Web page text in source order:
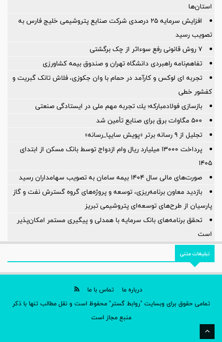
استان‌ها
افزایش سرمایه ۲۵ درصدی شرکت صنایع پتروشیمی خلیج فارس به
تصویب رسید
۷ روش قانونی رفع سوء‌اثر از چک برگشتی
تفاهم‌نامه راهبردی دانشگاه تهران و صندوق بیمه كشاورزی
تجربه ای لوکس و کارآمد در حمام با وان جکوزی، فلاش تانک گبریت و
کفشور خطی
بازسازی فولادمباركه؛ یك تجربه مهم ملی در ایستادگی صنعتی
۵۰۰ مگاوات برق برای صنایع تأمین شد
تجلیل از ۹ رسانه برتر «پویش سایپا_رسانه»
پرداخت ۱۳۰۰۰ میلیارد ریال وام ازدواج توسط بانک مسکن از ابتدای
۱۴۰۵
صورت‌های مالی سال ۱۴۰۴ بیمه سامان به تصویب سهامداران رسید
بازدید معاون برنامه‌ریزی، توسعه و پروژه‌های گروه گسترش نفت و گاز
پارسیان از طرح‌های توسعه‌ای پتروشیمی تبریز
تحقق برنامه‌های بانک سرمایه با همدلی و پیگیری مستمر امکان‌پذیر
است
تبلیغات متنی
درباره ما
تماس با ما
تمامی حقوق برای وبسایت "روابط گستر" محفوظ است و نقل مطالب تنها با ذکر
منبع مجاز است